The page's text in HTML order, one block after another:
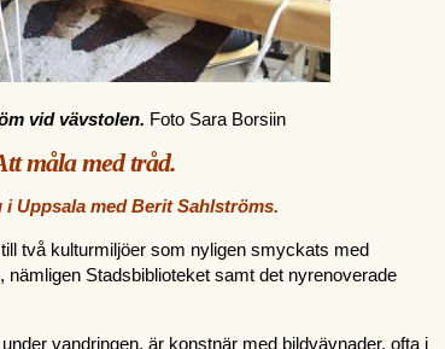
vid vävstolen. Foto Sara Borsiin
måla med tråd.
i Uppsala med Berit Sahlströms.
två kulturmiljöer som nyligen smyckats med
nämligen Stadsbiblioteket samt det nyrenoverade
vandringen, är konstnär med bildvävnader, ofta i